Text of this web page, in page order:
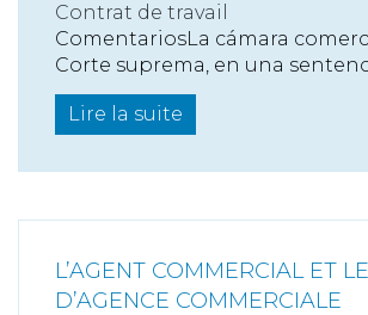
Contrat de travail
ComentariosLa cámara
Corte suprema, en una
Lire la suite
L’AGENT COMMERCIAL ET
D’AGENCE COMMERCIALE